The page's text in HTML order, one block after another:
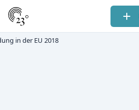
in der EU 2018